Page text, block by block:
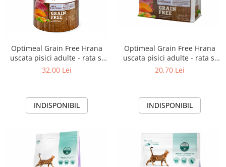
Optimeal Grain Free Hrana
uscata pisici adulte - rata si
legume, 650g
32,00 Lei
INDISPONIBIL
Optimeal Grain Free Hrana
uscata pisici adulte - rata si
legume, 300g
20,70 Lei
INDISPONIBIL